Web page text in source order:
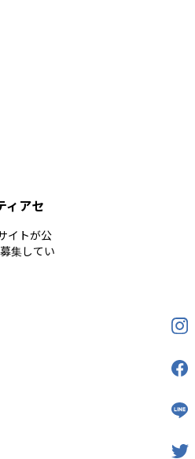
ィアセ
イトが公
集してい